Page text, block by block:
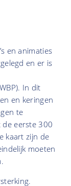
en animaties
en er is
In dit
en keringen
te
eerste 300
kaart zijn de
moeten